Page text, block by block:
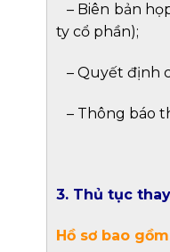
– Biên bản
ty cổ phần);
– Quyết định
– Thông báo
3. Thủ tục
Hồ sơ bao